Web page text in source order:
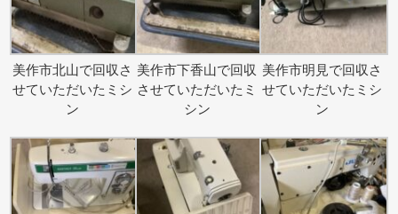
美作市北山で回収さ
せていただいたミシ
ン
美作市下香山で回収
させていただいたミ
シン
美作市明見で回収さ
せていただいたミシ
ン